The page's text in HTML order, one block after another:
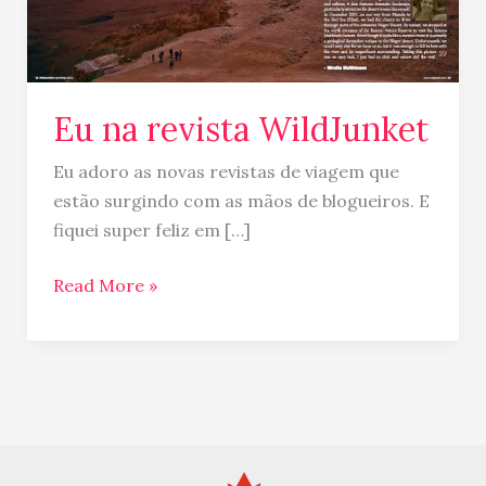
Eu na revista WildJunket
Eu adoro as novas revistas de viagem que
estão surgindo com as mãos de blogueiros. E
fiquei super feliz em […]
Read More »